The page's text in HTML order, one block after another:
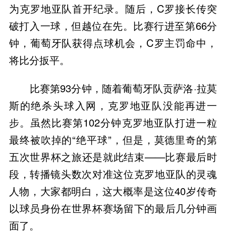
为克罗地亚队首开纪录。随后，C罗接长传突
破打入一球，但越位在先。比赛行进至第66分
钟，葡萄牙队获得点球机会，C罗主罚命中，
将比分扳平。
比赛第93分钟，随着葡萄牙队贡萨洛·拉莫
斯的绝杀头球入网，克罗地亚队没能再进一
步。虽然比赛第102分钟克罗地亚队打进一粒
最终被吹掉的“绝平球”，但是，莫德里奇的第
五次世界杯之旅还是就此结束——比赛最后时
段，转播镜头数次对准这位克罗地亚队的灵魂
人物，大家都明白，这大概率是这位40岁传奇
以球员身份在世界杯赛场留下的最后几分钟画
面了。